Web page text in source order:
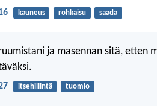
kauneus rohkaisu saada
ja masennan sitä, etten
itsehillintä tuomio